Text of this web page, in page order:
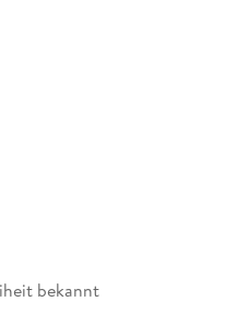
bekannt